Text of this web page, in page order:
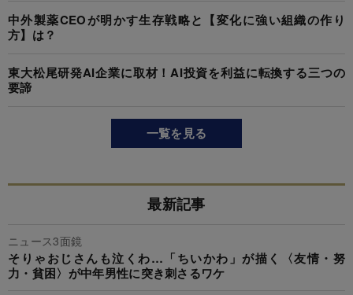
中外製薬CEOが明かす生存戦略と【変化に強い組織の作り
方】は？
東大松尾研発AI企業に取材！AI投資を利益に転換する三つの
要諦
一覧を見る
最新記事
ニュース3面鏡
そりゃおじさんも泣くわ…「ちいかわ」が描く〈友情・努
力・貧困〉が中年男性に突き刺さるワケ